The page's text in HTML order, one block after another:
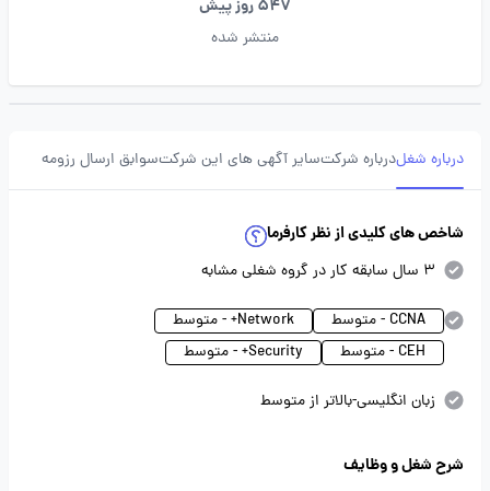
547 روز پیش
منتشر شده
درباره شغلدرباره شرکتسایر آگهی های این شرکتسوابق ارسال رزومه
شاخص های کلیدی از نظر کارفرما
3 سال سابقه کار در گروه شغلی مشابه
CCNA - متوسط
Network+ - متوسط
CEH - متوسط
Security+ - متوسط
زبان انگلیسی-بالاتر از متوسط
شرح شغل و وظایف